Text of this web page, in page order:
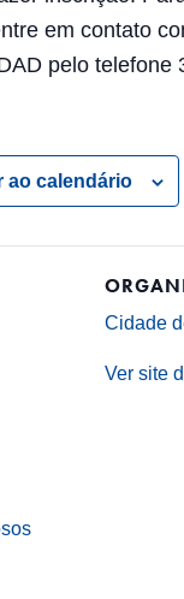
em contato
pelo telefone
ao calendário
Cidade
Ver site